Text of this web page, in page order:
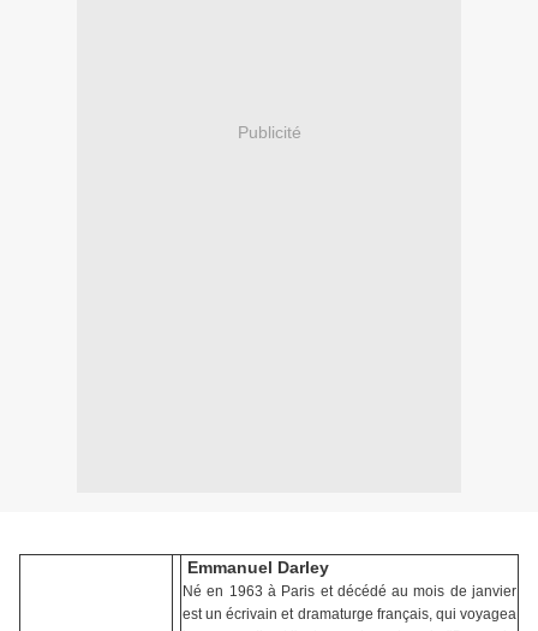
Publicité
Emmanuel Darley
Né en 1963 à Paris et décédé au mois de janvier
est un écrivain et dramaturge français, qui voyagea